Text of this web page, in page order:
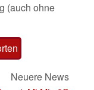
(auch ohne
Neuere News